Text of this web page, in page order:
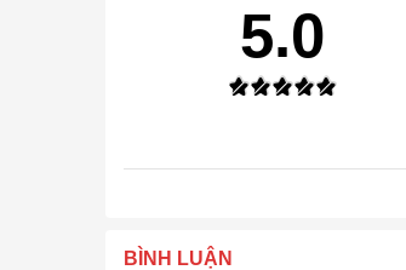
5.0
BÌNH LUẬN